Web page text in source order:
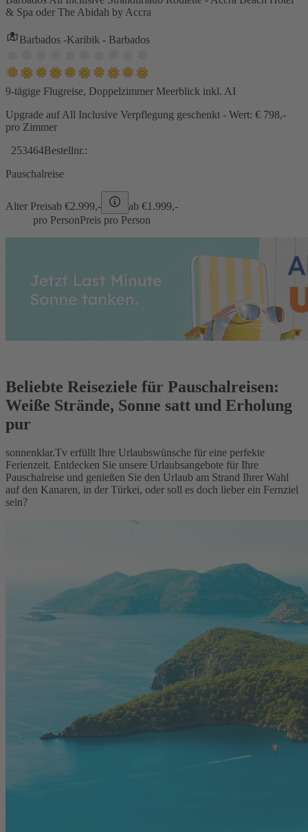
& Spa oder The Abidah by Accra
Barbados -Karibik - Barbados
9-tägige Flugreise, Doppelzimmer Meerblick inkl. AI
Upgrade auf All Inclusive Verpflegung geschenkt - Wert: € 798,-
pro Zimmer
253464Bestellnr.:
Pauschalreise
Alter Preisab €2.999,- ab €1.999,-
pro PersonPreis pro Person
Beliebte Reiseziele für Pauschalreisen:
Weiße Strände, Sonne satt und Erholung
pur
sonnenklar.Tv erfüllt Ihre Urlaubswünsche für eine perfekte
Ferienzeit. Entdecken Sie unsere Urlaubsangebote für Ihre
Pauschalreise und genießen Sie den Urlaub am Strand Ihrer Wahl
auf den Kanaren, in der Türkei, oder soll es doch lieber ein Fernziel
sein?